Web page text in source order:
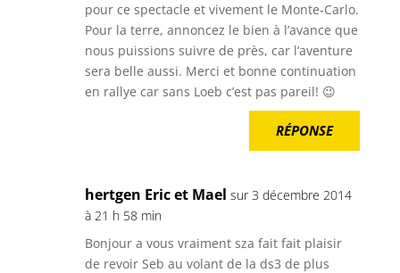
pour ce spectacle et vivement le Monte-Carlo.
Pour la terre, annoncez le bien à l’avance que
nous puissions suivre de près, car l’aventure
sera belle aussi. Merci et bonne continuation
en rallye car sans Loeb c’est pas pareil! 😉
RÉPONSE
hertgen Eric et Mael sur 3 décembre 2014
à 21 h 58 min
Bonjour a vous vraiment sza fait fait plaisir
de revoir Seb au volant de la ds3 de plus